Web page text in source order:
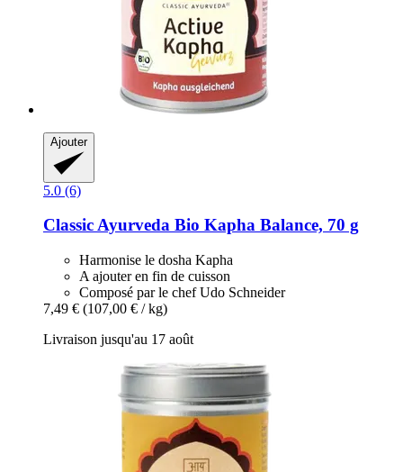
Ajouter
5.0 (6)
Classic Ayurveda Bio Kapha Balance, 70 g
Harmonise le dosha Kapha
A ajouter en fin de cuisson
Composé par le chef Udo Schneider
7,49 € (107,00 € / kg)
Livraison jusqu'au 17 août